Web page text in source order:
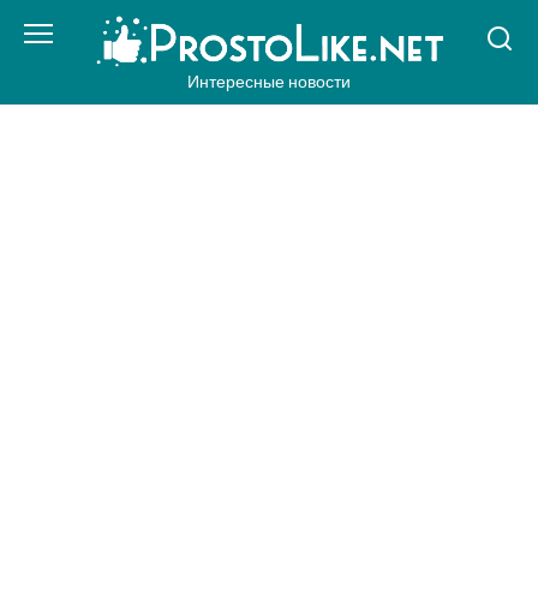
Интересные новости